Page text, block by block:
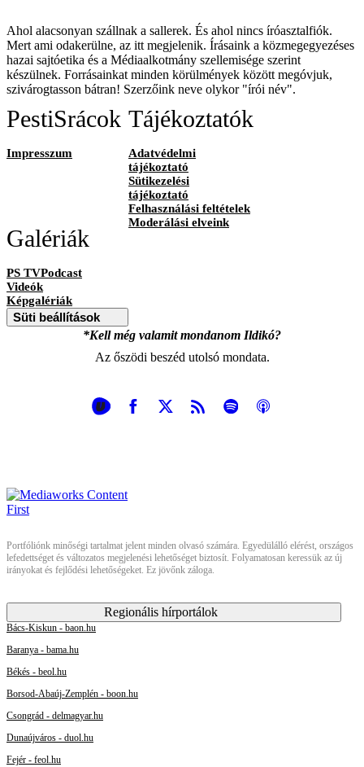
Ahol alacsonyan szállnak a sallerek. És ahol nincs íróasztalfiók.
Mert ami odakerülne, az itt megjelenik. Írásaink a közmegegyezéses
hazai sajtóetika és a Médiaalkotmány szellemisége szerint
készülnek. Forrásainkat minden körülmények között megóvjuk,
szivárogtasson bátran! Szerzőink neve olykor "írói név".
PestiSrácok
Impresszum
Tájékoztatók
Adatvédelmi
tájékoztató
Sütikezelési
tájékoztató
Felhasználási feltételek
Moderálási elveink
Galériák
PS TVPodcast
Videók
Képgalériák
Süti beállítások
*Kell még valamit mondanom Ildikó?
Az őszödi beszéd utolsó mondata.
Portfóliónk minőségi tartalmat jelent minden olvasó számára. Egyedülálló elérést, országos
lefedettséget és változatos megjelenési lehetőséget biztosít. Folyamatosan keressük az új
irányokat és fejlődési lehetőségeket. Ez jövőnk záloga.
Regionális hírportálok
Bács-Kiskun - baon.hu
Baranya - bama.hu
Békés - beol.hu
Borsod-Abaúj-Zemplén - boon.hu
Csongrád - delmagyar.hu
Dunaújváros - duol.hu
Fejér - feol.hu